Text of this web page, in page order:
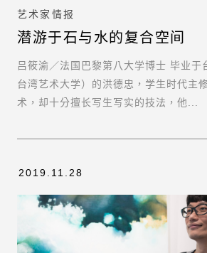
艺术家情报
潜游于石与水的复合空间
吕筱渝／法国巴黎第八大学博士 毕业于
台湾艺术大学）的洪德忠，学生时代主
术，却十分擅长写生写实的技法，他...
2019.11.28